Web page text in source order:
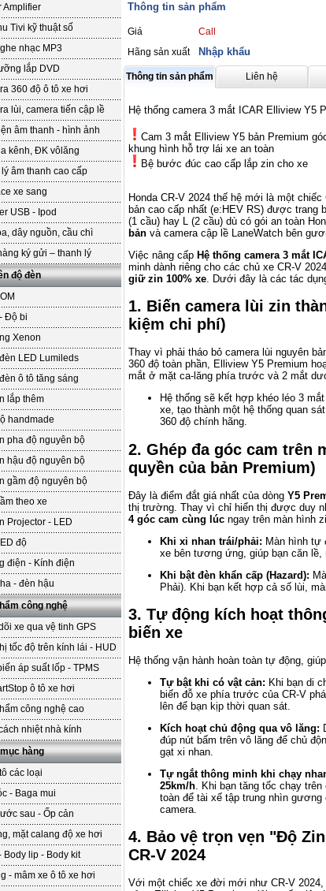
Amplifier
Tivi kỹ thuật số
nhạc MP3
lắp DVD
360 độ ô tô xe hơi
lùi, camera tiến cập lề
âm thanh - hình ảnh
kênh, ĐK vôlăng
lý âm thanh cao cấp
xe sang
USB - Ipod
dây nguồn, cầu chì
ký gửi – thanh lý
độ đèn
Độ bi
Xenon
LED Lumileds
ô tô tăng sáng
lắp thêm
handmade
pha độ nguyên bộ
hậu độ nguyên bộ
gầm độ nguyên bộ
theo xe
Projector - LED
độ
điện - Kính điện
- đèn hậu
công nghệ
xe qua vệ tinh GPS
tốc độ trên kính lái - HUD
áp suất lốp - TPMS
ô tô xe hơi
công nghệ cao
nhiệt nhà kính
hàng
các loại
- Baga mui
sau - Ốp cản
mặt calang độ xe hơi
Body lip - Body kit
- mâm xe ô tô xe hơi
Thông tin sản phẩm
Giá Call
Hãng sản xuất
Nhập khẩu
Thông tin sản phẩm Liên hệ
Hệ thống camera 3 mắt ICAR Elliview Y5
Cam 3 mắt Elliview Y5 bản Premium
khung hình hỗ trợ lái xe an toàn
Bệ bước đúc cao cấp lắp zin cho xe
Honda CR-V 2024 thế hệ mới là một
bản cao cấp nhất (e:HEV RS) được trang
(1 cầu) hay L (2 cầu) dù có gói an toàn
bản và camera cập lề LaneWatch bên
Việc nâng cấp Hệ thống camera 3 mắt
minh dành riêng cho các chủ xe CR-V
giữ zin 100% xe. Dưới đây là các tác
1. Biến camera lùi zin
kiệm chi phí)
Thay vì phải tháo bỏ camera lùi nguyên
360 độ toàn phần, Elliview Y5 Premium
mắt ở mặt ca-lăng phía trước và 2 mắt
Hệ thống sẽ kết hợp khéo léo 3
xe, tạo thành một hệ thống quan
360 độ chính hãng.
2. Ghép đa góc cam trên
quyền của bản Premium)
Đây là điểm đắt giá nhất của dòng Y5
thị trường. Thay vì chỉ hiển thị được duy
4 góc cam cùng lúc ngay trên màn hình
Khi xi nhan trái/phải: Màn hình tự
xe bên tương ứng, giúp bạn căn lề,
Khi bật đèn khẩn cấp (Hazard):
Phải). Khi bạn kết hợp cả số lùi,
3. Tự động kích hoạt
biến xe
Hệ thống vận hành hoàn toàn tự động,
Tự bật khi có vật cản: Khi bạn di
biến đỗ xe phía trước của CR-V
lên để bạn kịp thời quan sát.
Kích hoạt chủ động qua vô lăng:
đúp nút bấm trên vô lăng để chủ
gạt xi nhan.
Tự ngắt thông minh khi chạy
25km/h. Khi bạn tăng tốc chạy
toàn để tài xế tập trung nhìn
camera.
4. Bảo vệ trọn vẹn "Độ
CR-V 2024
Với một chiếc xe đời mới như CR-V